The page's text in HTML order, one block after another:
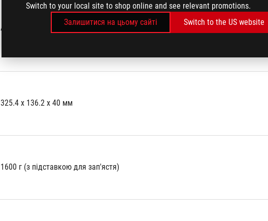
Switch to your local site to shop online and see relevant promotions.
Залишитися на цьому сайті
Switch to the US website
Armoury Crate
325.4 x 136.2 x 40 мм
1600 г (з підставкою для зап'ястя)